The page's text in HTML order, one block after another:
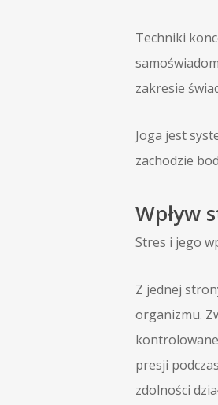
Techniki
zakresie
Joga jest
zachodzie
Wpływ
Stres i jego
Z jednej
organizmu.
presji
zdolności